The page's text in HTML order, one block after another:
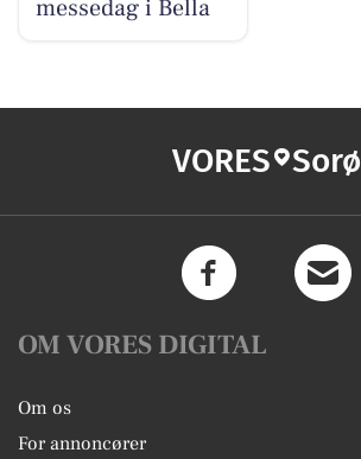
messedag i Bella
VORES Sorø
OM VORES DIGITAL
Om os
For annoncører